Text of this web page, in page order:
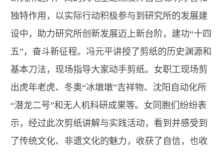
独特作用，以实际行动积极参与到研究所的发展建
设中，助力研究所创新发展迈上新台阶，建功“十四
五”，奋斗新征程。冯元平讲授了剪纸的历史渊源和
基本刀法，现场指导大家动手剪纸。女职工现场剪
出虎年老虎、冬奥“冰墩墩”吉祥物、沈阳自动化所
“潜龙二号”和无人机科研成果等。女同胞们纷纷表
示，经过此次剪纸讲解与实践活动，看到并感受到
了传统文化、非遗文化的魅力，收获了自信，也收